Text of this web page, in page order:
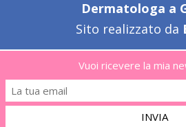
Dermatologa a
Sito realizzato da
Vuoi ricevere la mia